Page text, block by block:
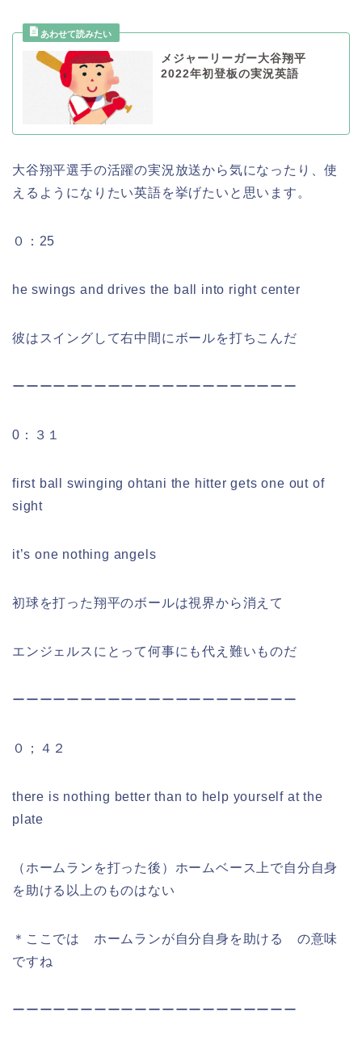
メジャーリーガー大谷翔平
2022年初登板の実況英語
大谷翔平選手の活躍の実況放送から気になったり、使
えるようになりたい英語を挙げたいと思います。
０：25
he swings and drives the ball into right center
彼はスイングして右中間にボールを打ちこんだ
ーーーーーーーーーーーーーーーーーーーーー
0：３１
first ball swinging ohtani the hitter gets one out of
sight
it’s one nothing angels
初球を打った翔平のボールは視界から消えて
エンジェルスにとって何事にも代え難いものだ
ーーーーーーーーーーーーーーーーーーーーー
０；４２
there is nothing better than to help yourself at the
plate
（ホームランを打った後）ホームベース上で自分自身
を助ける以上のものはない
＊ここでは ホームランが自分自身を助ける の意味
ですね
ーーーーーーーーーーーーーーーーーーーーー